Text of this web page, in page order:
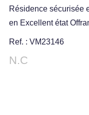
Résidence sécurisée
en Excellent état
Terrasse à la Vue
Ref. : VM23146
N.C